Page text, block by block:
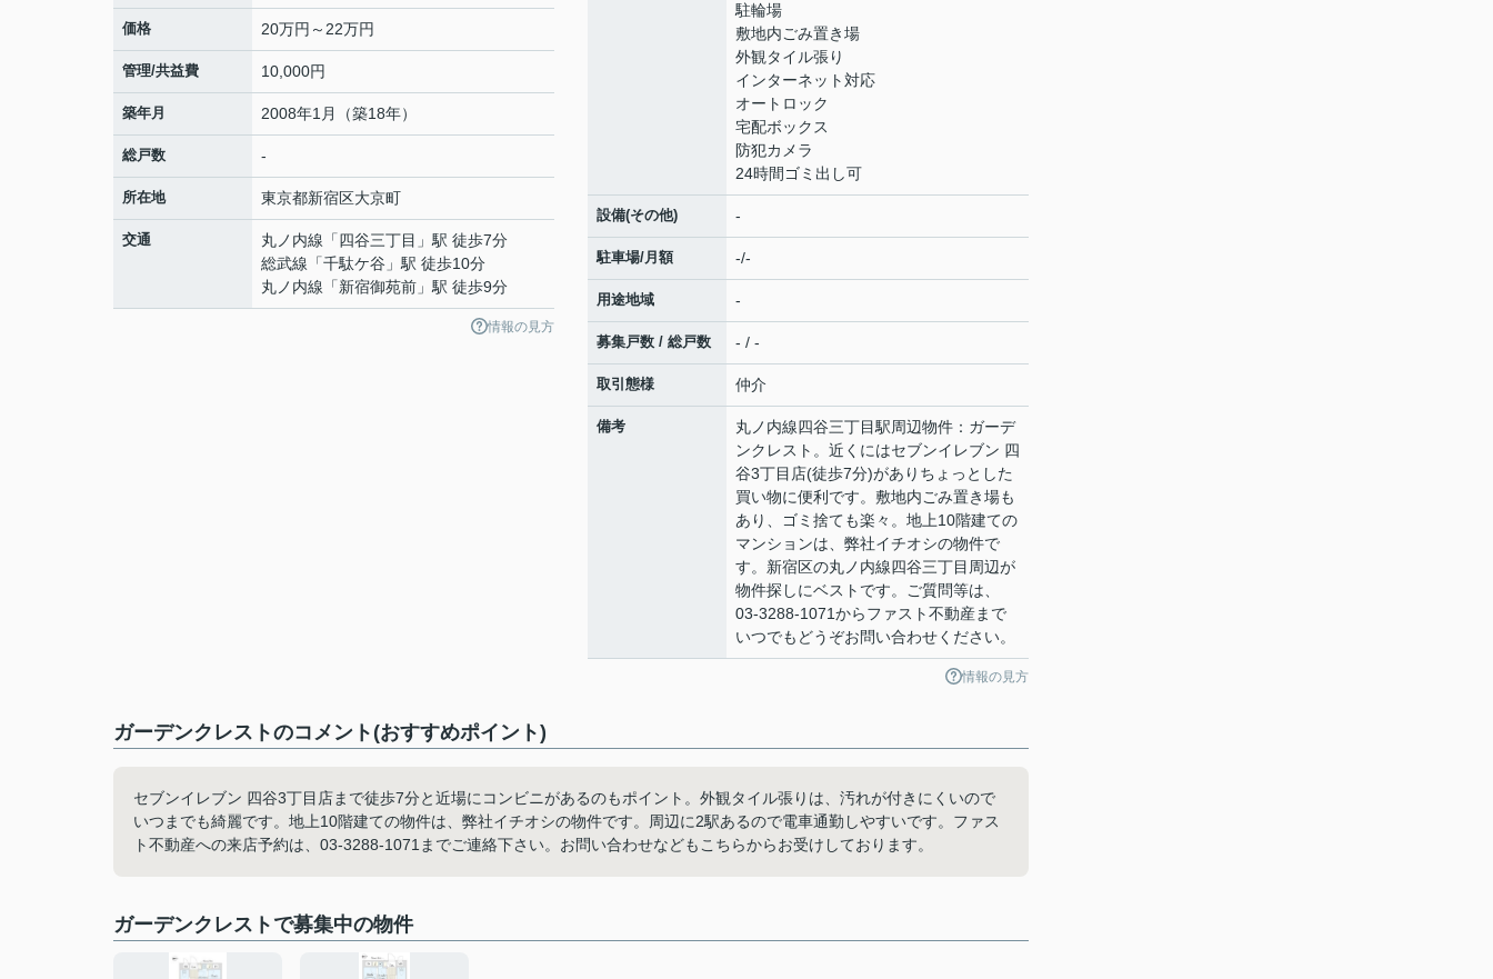
価格 20万円～22万円
管理/共益費 10,000円
築年月 2008年1月（築18年）
総戸数 -
所在地 東京都新宿区大京町
交通 丸ノ内線 「四谷三丁目 」駅 徒歩7分
総武線 「千駄ケ谷 」駅 徒歩10分
丸ノ内線 「新宿御苑前 」駅 徒歩9分
情報の見方
駐輪場
敷地内ごみ置き場
外観タイル張り
インターネット対応
オートロック
宅配ボックス
防犯カメラ
24時間ゴミ出し可
設備(その他) -
駐車場/月額 -/-
用途地域 -
募集戸数 / 総戸数 - / -
取引態様 仲介
備考
丸ノ内線四谷三丁目駅周辺物件：ガーデ
ンクレスト。近くにはセブンイレブン 四
谷3丁目店(徒歩7分)がありちょっとした
買い物に便利です。敷地内ごみ置き場も
あり、ゴミ捨ても楽々。地上10階建ての
マンションは、弊社イチオシの物件で
す。新宿区の丸ノ内線四谷三丁目周辺が
物件探しにベストです。ご質問等は、
03-3288-1071からファスト不動産まで
いつでもどうぞお問い合わせください。
情報の見方
ガーデンクレストのコメント(おすすめポイント)
セブンイレブン 四谷3丁目店まで徒歩7分と近場にコンビニがあるのもポイント。外観タイル張りは、汚れが付きにくいので
いつまでも綺麗です。地上10階建ての物件は、弊社イチオシの物件です。周辺に2駅あるので電車通勤しやすいです。ファス
ト不動産への来店予約は、03-3288-1071までご連絡下さい。お問い合わせなどもこちらからお受けしております。
ガーデンクレストで募集中の物件